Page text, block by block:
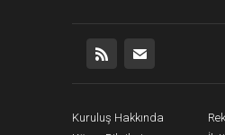
Kuruluş Hakkında